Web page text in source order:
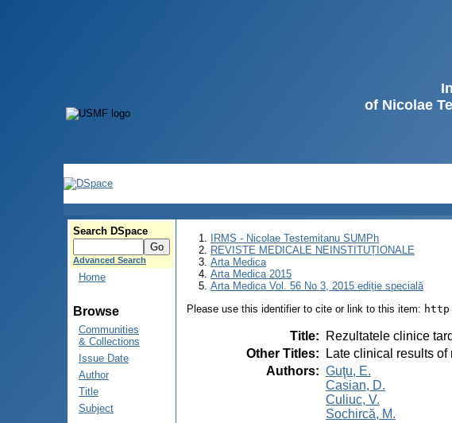
of Nicolae
Search DSpace
Advanced Search
Home
Browse
Communities
& Collections
Issue Date
Author
Title
Subject
IRMS - Nicolae Testemitanu SUMPh
REVISTE MEDICALE NEINSTITUȚIONALE
Arta Medica
Arta Medica 2015
Arta Medica Vol. 56 No 3, 2015 ediție specială
Please use this identifier to cite or link to this item:
Title:
Rezultatele clinice
Other Titles:
Late clinical results
Authors: Guţu, E.
Casian, D.
Culiuc, V.
Sochircă, M.